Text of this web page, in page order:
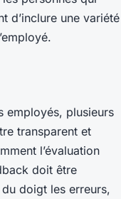
d’inclure une variété
employés, plusieurs
transparent et
l’évaluation
doit être
doigt les erreurs,